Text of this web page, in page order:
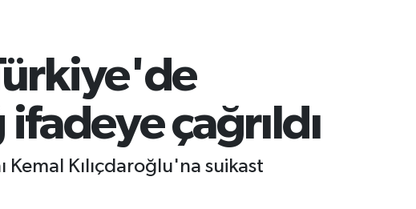
çağrıldı
Kemal Kılıçdaroğlu'na suikast